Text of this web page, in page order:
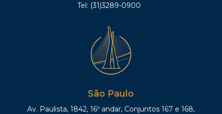
Tel: (31)3289-0900
São Paulo
Av. Paulista, 1842, 16º andar, Conjuntos 167 e 168,